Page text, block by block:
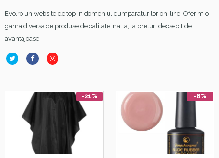
Evo.ro un website de top in domeniul cumparaturilor on-line. Oferim o
gama diversa de produse de calitate inalta, la preturi deosebit de
avantajoase.
-21% -8%